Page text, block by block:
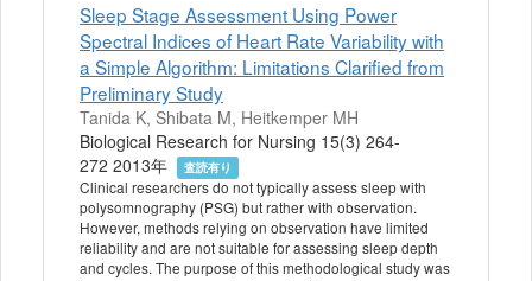
Sleep Stage Assessment Using Power
Spectral Indices of Heart Rate Variability with
a Simple Algorithm: Limitations Clarified from
Preliminary Study
Tanida K, Shibata M, Heitkemper MH
Biological Research for Nursing 15(3) 264-
272 2013年
査読有り
Clinical researchers do not typically assess sleep with
polysomnography (PSG) but rather with observation.
However, methods relying on observation have limited
reliability and are not suitable for assessing sleep depth
and cycles. The purpose of this methodological study was